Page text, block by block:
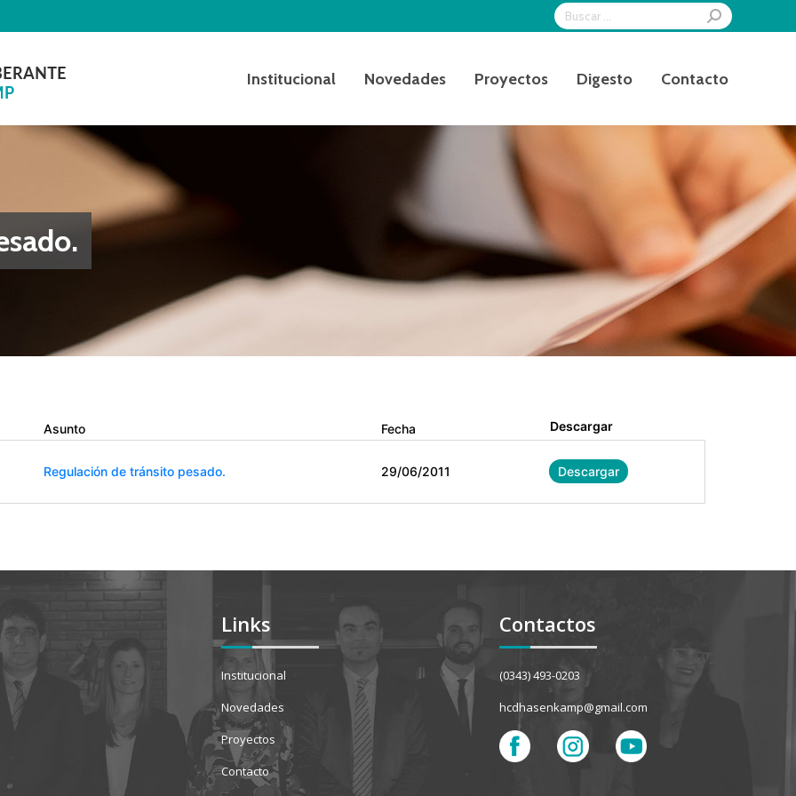
Search:
Institucional Novedades Proyectos Digesto Contacto
Asunto Fecha Descargar
Regulación de tránsito pesado. 29/06/2011 Descargar
Links
Institucional
Novedades
Proyectos
Contacto
Contactos
(0343) 493-0203
hcdhasenkamp@gmail.com